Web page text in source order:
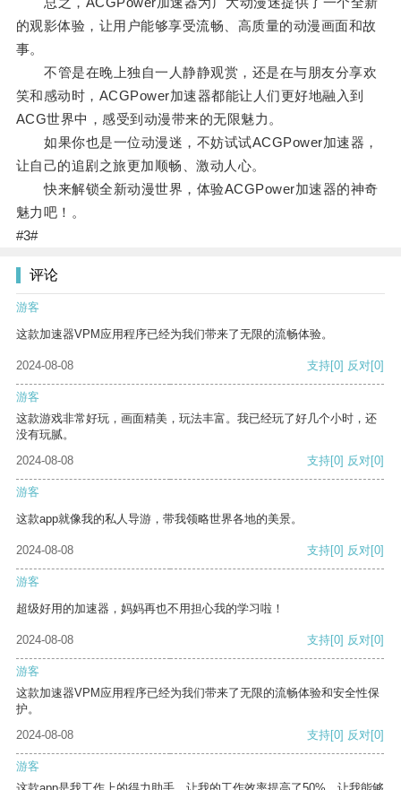
的观影体验，让用户能够享受流畅、高质量的动漫画面和故
事。
不管是在晚上独自一人静静观赏，还是在与朋友分享欢
笑和感动时，ACGPower加速器都能让人们更好地融入到
ACG世界中，感受到动漫带来的无限魅力。
如果你也是一位动漫迷，不妨试试ACGPower加速器，
让自己的追剧之旅更加顺畅、激动人心。
快来解锁全新动漫世界，体验ACGPower加速器的神奇
魅力吧！。
#3#
评论
游客
这款加速器VPM应用程序已经为我们带来了无限的流畅体验。
2024-08-08 支持[0] 反对[0]
游客
这款游戏非常好玩，画面精美，玩法丰富。我已经玩了好几个小时，还
没有玩腻。
2024-08-08
支持[0] 反对[0]
游客
这款app就像我的私人导游，带我领略世界各地的美景。
2024-08-08 支持[0] 反对[0]
游客
超级好用的加速器，妈妈再也不用担心我的学习啦！
2024-08-08 支持[0] 反对[0]
游客
这款加速器VPM应用程序已经为我们带来了无限的流畅体验和安全性保
护。
2024-08-08
支持[0] 反对[0]
游客